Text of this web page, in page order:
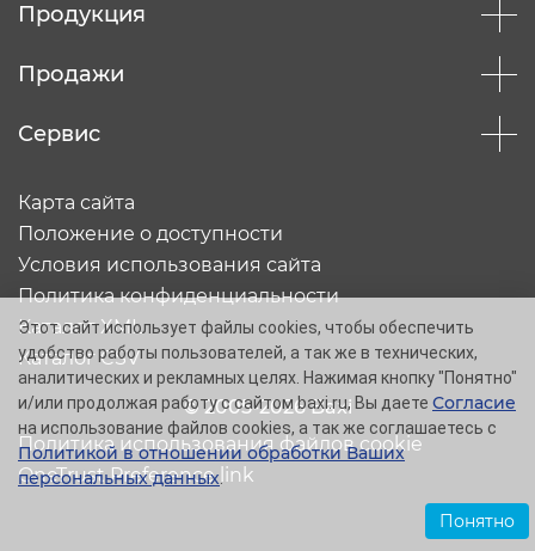
Продукция
Продажи
Сервис
© 2005-2026 Baxi
Карта сайта
Положение о доступности
Условия использования сайта
Политика конфиденциальности
Каталог XML
Каталог CSV
Политика использования файлов cookie
OneTrust Preference link
Этот сайт использует файлы cookies, чтобы обеспечить
удобство работы пользователей, а так же в технических,
аналитических и рекламных целях. Нажимая кнопку "Понятно"
и/или продолжая работу с сайтом baxi.ru, Вы даете Согласие
на использование файлов cookies, а так же соглашаетесь с
Политикой в отношении обработки Ваших
персональных данных.
Понятно